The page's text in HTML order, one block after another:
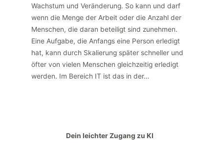
Wachstum und Veränderung. So kann und darf
wenn die Menge der Arbeit oder die Anzahl der
Menschen, die daran beteiligt sind zunehmen.
Eine Aufgabe, die Anfangs eine Person erledigt
hat, kann durch Skalierung später schneller und
öfter von vielen Menschen gleichzeitig erledigt
werden. Im Bereich IT ist das in der…
Dein leichter Zugang zu KI